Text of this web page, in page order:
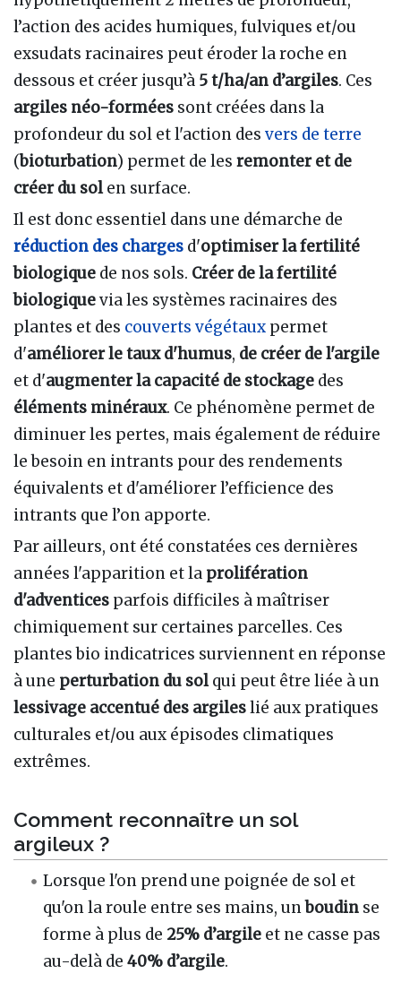
l’action des acides humiques, fulviques et/ou
exsudats racinaires peut éroder la roche en
dessous et créer jusqu’à 5 t/ha/an d’argiles. Ces
argiles néo-formées sont créées dans la
profondeur du sol et l'action des vers de terre
(bioturbation) permet de les remonter et de
créer du solen surface.
Il est donc essentiel dans une démarche de
réduction des charges d'optimiser la fertilité
biologique de nos sols. Créer de la fertilité
biologiquevia les systèmes racinaires des
plantes et des couverts végétaux permet
d'améliorer le taux d'humus, de créer de l'argile
et d'augmenter la capacité de stockage des
éléments minéraux. Ce phénomène permet de
diminuer les pertes, mais également de réduire
le besoin en intrants pour des rendements
équivalents et d'améliorer l’efficience des
intrants que l’on apporte.
Par ailleurs, ont été constatées ces dernières
années l'apparition et la prolifération
d'adventices parfois difficiles à maîtriser
chimiquement sur certaines parcelles. Ces
plantes bio indicatrices surviennent en réponse
à une perturbation du solqui peut être liée à un
lessivage accentué des argileslié aux pratiques
culturales et/ou aux épisodes climatiques
extrêmes.
Comment reconnaître un sol
argileux ?
Lorsque l'on prend une poignée de sol et
qu'on la roule entre ses mains, unboudin se
forme à plus de 25% d’argile et ne casse pas
au-delà de40% d’argile.